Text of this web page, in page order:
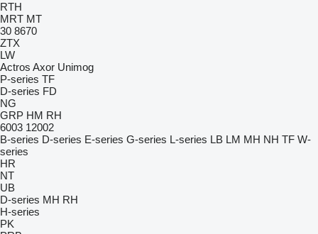
RTH
MRT MT
30 8670
ZTX
LW
Actros Axor Unimog
P-series TF
D-series FD
NG
GRP HM RH
6003 12002
B-series D-series E-series G-series L-series LB LM MH NH TF W-
series
HR
NT
UB
D-series MH RH
H-series
PK